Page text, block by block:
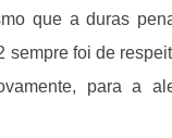
que a duras
foi de
para a